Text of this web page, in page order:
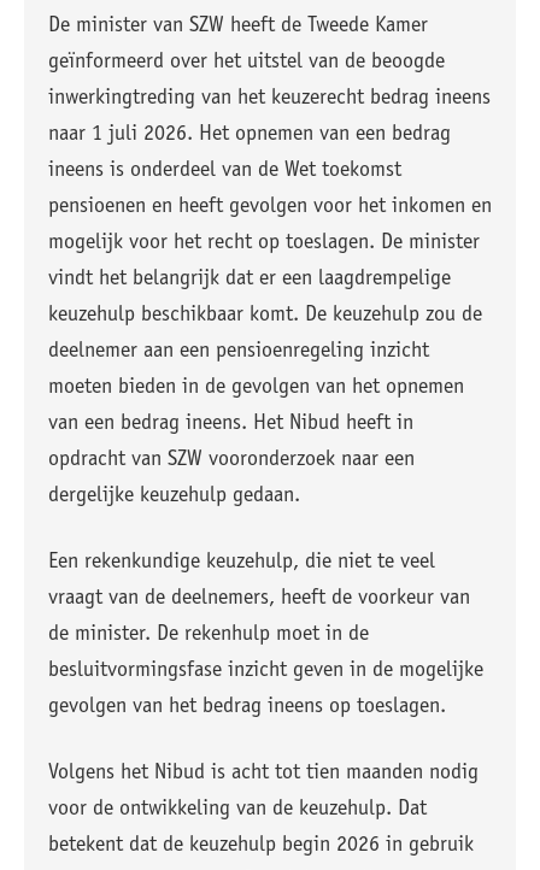
De minister van SZW heeft de Tweede Kamer
geïnformeerd over het uitstel van de beoogde
inwerkingtreding van het keuzerecht bedrag ineens
naar 1 juli 2026. Het opnemen van een bedrag
ineens is onderdeel van de Wet toekomst
pensioenen en heeft gevolgen voor het inkomen en
mogelijk voor het recht op toeslagen. De minister
vindt het belangrijk dat er een laagdrempelige
keuzehulp beschikbaar komt. De keuzehulp zou de
deelnemer aan een pensioenregeling inzicht
moeten bieden in de gevolgen van het opnemen
van een bedrag ineens. Het Nibud heeft in
opdracht van SZW vooronderzoek naar een
dergelijke keuzehulp gedaan.
Een rekenkundige keuzehulp, die niet te veel
vraagt van de deelnemers, heeft de voorkeur van
de minister. De rekenhulp moet in de
besluitvormingsfase inzicht geven in de mogelijke
gevolgen van het bedrag ineens op toeslagen.
Volgens het Nibud is acht tot tien maanden nodig
voor de ontwikkeling van de keuzehulp. Dat
betekent dat de keuzehulp begin 2026 in gebruik